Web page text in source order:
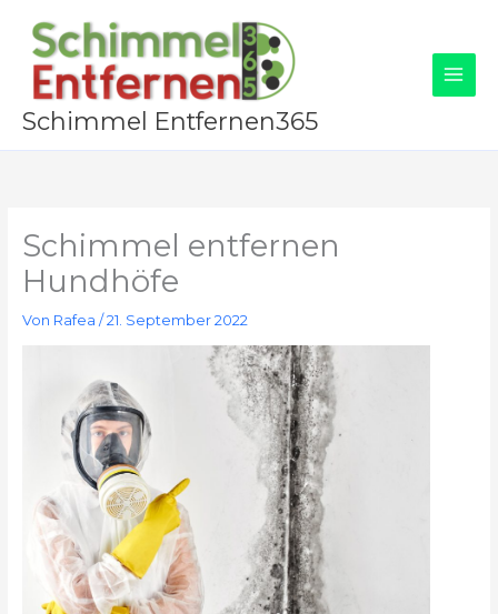
Inhalt
springen
Schimmel Entfernen365
Schimmel entfernen
Hundhöfe
Von Rafea /21. September 2022